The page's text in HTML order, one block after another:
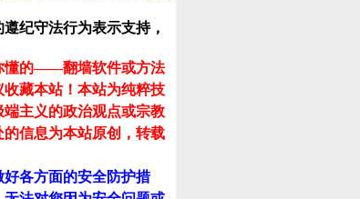
纪守法行为表示支持，
懂的——翻墙软件或方法
藏本站！ 本站为纯粹技
主义的政治观点或宗教
信息为本站原创，转载
各方面的安全防护措